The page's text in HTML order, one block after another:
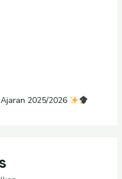
2025/2026